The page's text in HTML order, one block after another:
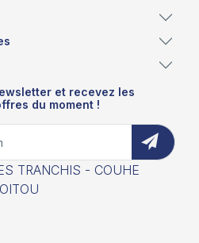
et recevez les
du moment !
TRANCHIS - COUHE